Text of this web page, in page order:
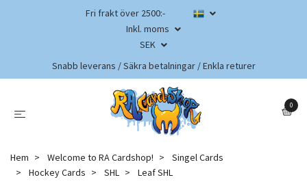
Fri frakt över 2500:-
Inkl. moms
SEK
Snabb leverans / Säkra betalningar / Enkla returer
0
Hem Welcome to RA Cardshop!
Singel Cards
Hockey Cards
SHL Leaf SHL